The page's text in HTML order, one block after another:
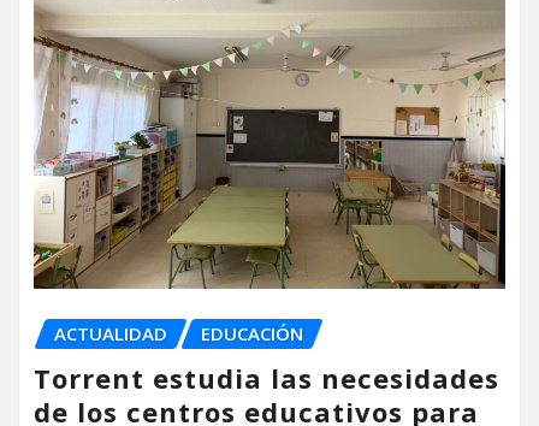
ACTUALIDAD EDUCACIÓN
Torrent estudia las necesidades
de los centros educativos para